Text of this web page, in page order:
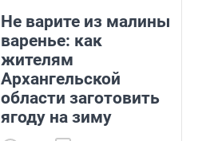
Не варите из малины
варенье: как
жителям
Архангельской
области заготовить
ягоду на зиму